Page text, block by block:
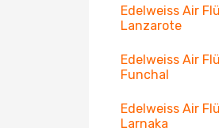
Edelweiss Air
Lanzarote
Edelweiss Air
Funchal
Edelweiss Air
Larnaka